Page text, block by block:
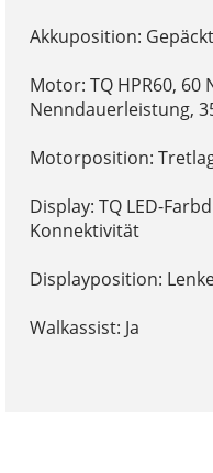
Akkuposition:
Motor: TQ HPR60, 60
Nenndauerleistung,
Motorposition:
Display: TQ LED-
Konnektivität
Displayposition:
Walkassist: Ja